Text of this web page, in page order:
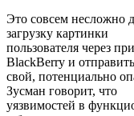
Это совсем несложно
загрузку картинки
пользователя через
BlackBerry и отправить
свой, потенциально
Зусман говорит, что
уязвимостей в